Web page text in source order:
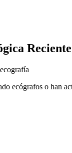
Reciente
ecógrafos o han